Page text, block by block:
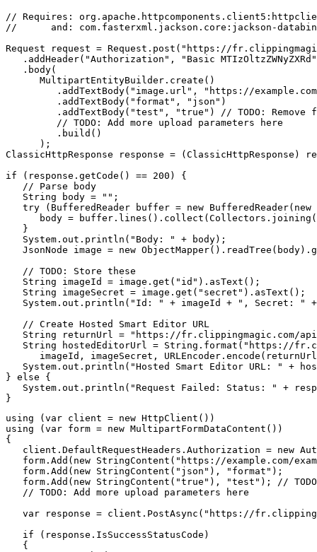
// Requires:
//      and: com.fasterxml.jackson.core:jackson-
Request request = Request.post("https://
.addHeader("Authorization", "Basic
   .body(
      MultipartEntityBuilder.create()
.addTextBody("image.url", "https://
         .addTextBody("format", "json")
.addTextBody("test", "true") // TODO: Remove
         // TODO: Add more upload parameters here
         .build()
      );
ClassicHttpResponse response = (ClassicHttpResponse)
if (response.getCode() == 200) {
   // Parse body
   String body = "";
try (BufferedReader buffer = new
body =
   }
   System.out.println("Body: " + body);
JsonNode image = new
   // TODO: Store these
   String imageId = image.get("id").asText();
   String imageSecret = image.get("secret").asText();
System.out.println("Id: " + imageId + ", Secret: "
   // Create Hosted Smart Editor URL
String returnUrl = "https://fr.clippingmagic.com/
String hostedEditorUrl = String.format("https://
imageId, imageSecret,
System.out.println("Hosted Smart Editor URL: " +
} else {
System.out.println("Request Failed: Status: " +
using (var client = new HttpClient())
using (var form = new MultipartFormDataContent())
{
client.DefaultRequestHeaders.Authorization = new
form.Add(new StringContent("https://example.com/
   form.Add(new StringContent("json"), "format");
form.Add(new StringContent("true"), "test"); //
   // TODO: Add more upload parameters here
var response = client.PostAsync("https://
   if (response.IsSuccessStatusCode)
   {